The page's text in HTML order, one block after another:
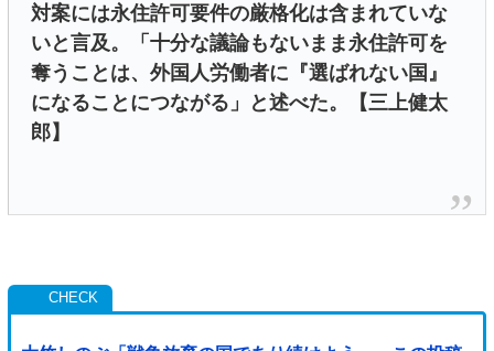
対案には永住許可要件の厳格化は含まれていな
いと言及。「十分な議論もないまま永住許可を
奪うことは、外国人労働者に『選ばれない国』
になることにつながる」と述べた。【三上健太
郎】